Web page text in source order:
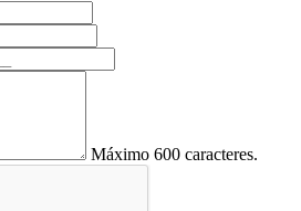
Máximo 600 caracteres.